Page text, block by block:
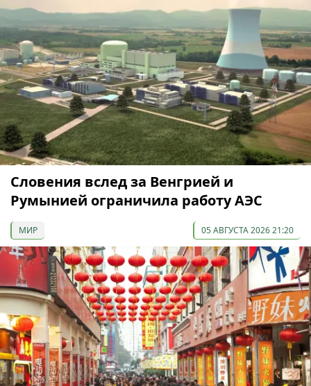
Словения вслед за Венгрией и
Румынией ограничила работу АЭС
МИР 05 АВГУСТА 2026 21:20